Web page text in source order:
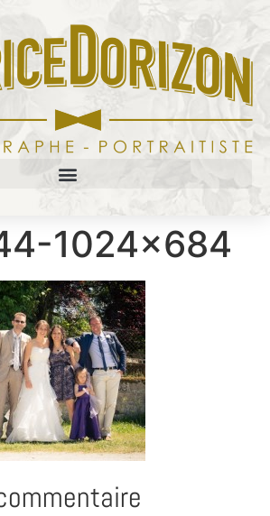
1024×684